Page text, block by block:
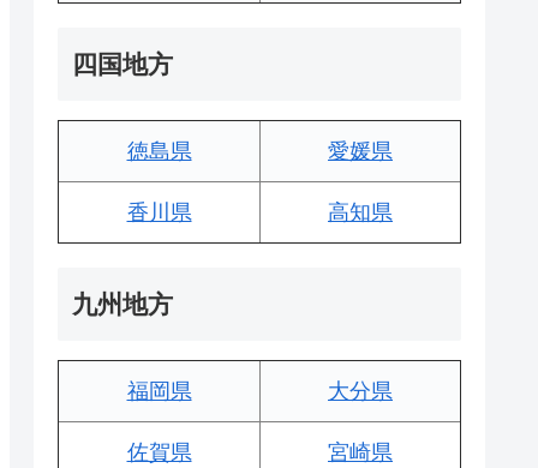
四国地方
徳島県 愛媛県
香川県 高知県
九州地方
福岡県 大分県
佐賀県 宮崎県